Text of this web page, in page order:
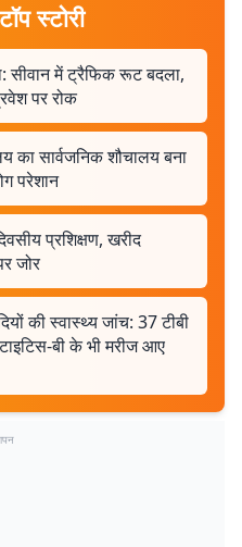
स्टोरी
सीवान में ट्रैफिक रूट बदला,
पर रोक
का सार्वजनिक शौचालय बना
परेशान
प्रशिक्षण, खरीद
जोर
की स्वास्थ्य जांच: 37 टीबी
बी के भी मरीज आए